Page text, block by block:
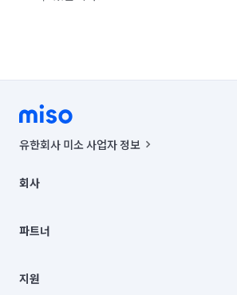
유한회사 미소 사업자 정보
00019 |
주소 | 본사: 서울특별시 종로구 율곡로 6(중학동,
컨택센터 : 서울특별시 종로구 수송동 율곡로 24, 7
상품, 상품정보, 거래에 관한 의무와 책임은 거래당
언론 보도 관련 문의:
회사
채용
파트너
이사
지원